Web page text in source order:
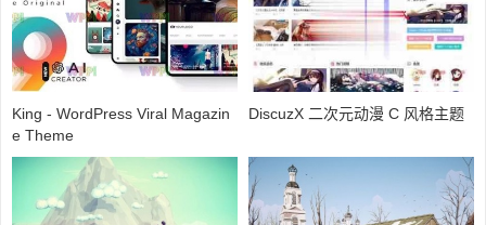
King - WordPress Viral Magazin
e Theme
DiscuzX 二次元动漫 C 风格主题